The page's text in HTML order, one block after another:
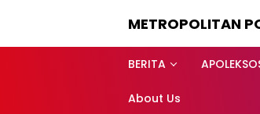
METROPOLITAN
BERITA
About Us